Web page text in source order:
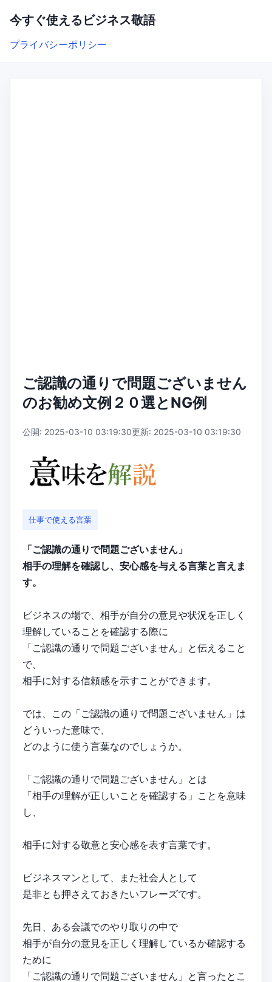
今すぐ使えるビジネス敬語
プライバシーポリシー
ご認識の通りで問題ございません
のお勧め文例２０選とNG例
公開: 2025-03-10 03:19:30更新: 2025-03-10 03:19:30
仕事で使える言葉
「ご認識の通りで問題ございません」
相手の理解を確認し、安心感を与える言葉と言えま
す。
ビジネスの場で、相手が自分の意見や状況を正しく
理解していることを確認する際に
「ご認識の通りで問題ございません」と伝えること
で、
相手に対する信頼感を示すことができます。
では、この「ご認識の通りで問題ございません」は
どういった意味で、
どのように使う言葉なのでしょうか。
「ご認識の通りで問題ございません」とは
「相手の理解が正しいことを確認する」ことを意味
し、
相手に対する敬意と安心感を表す言葉です。
ビジネスマンとして、また社会人として
是非とも押さえておきたいフレーズです。
先日、ある会議でのやり取りの中で
相手が自分の意見を正しく理解しているか確認する
ために
「ご認識の通りで問題ございません」と言ったとこ